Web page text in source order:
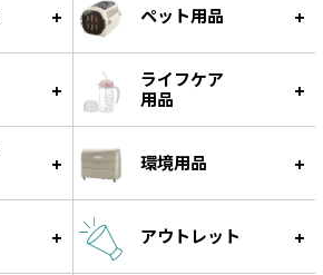
グレース
ペット用品
ライフケア
用品
環境用品
アウトレット